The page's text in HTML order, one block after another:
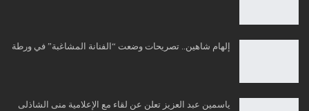
إلهام شاهين.. تصريحات وضعت “الفنانة المشاغبة” في ورطة
ياسمين عبد العزيز تعلن عن لقاء مع الإعلامية منى الشاذلى